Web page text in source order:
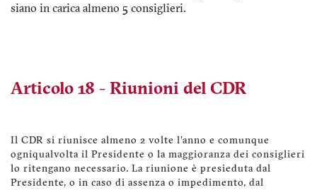
siano in carica almeno 5 consiglieri.
Articolo 18 - Riunioni del CDR
Il CDR si riunisce almeno 2 volte l'anno e comunque
ogniqualvolta il Presidente o la maggioranza dei consiglieri
lo ritengano necessario. La riunione è presieduta dal
Presidente, o in caso di assenza o impedimento, dal